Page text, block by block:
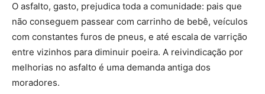
O asfalto, gasto, prejudica toda a comunidade: pais que
não conseguem passear com carrinho de bebê, veículos
com constantes furos de pneus, e até escala de varrição
entre vizinhos para diminuir poeira. A reivindicação por
melhorias no asfalto é uma demanda antiga dos
moradores.